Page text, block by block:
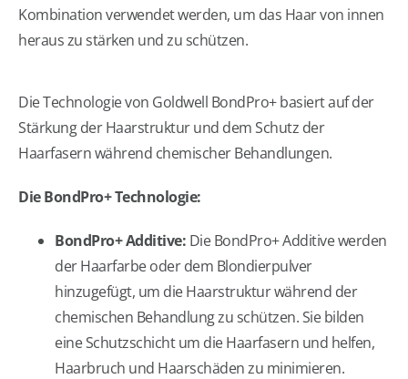
Kombination verwendet werden, um das Haar von innen
heraus zu stärken und zu schützen.
Die Technologie von Goldwell BondPro+ basiert auf der
Stärkung der Haarstruktur und dem Schutz der
Haarfasern während chemischer Behandlungen.
Die BondPro+ Technologie:
BondPro+ Additive: Die BondPro+ Additive werden
der Haarfarbe oder dem Blondierpulver
hinzugefügt, um die Haarstruktur während der
chemischen Behandlung zu schützen. Sie bilden
eine Schutzschicht um die Haarfasern und helfen,
Haarbruch und Haarschäden zu minimieren.